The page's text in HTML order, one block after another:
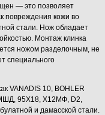
— это позволяет
повреждения кожи во
стали. Нож обладает
Монтаж клинка
ножом разделочным, не
специального
VANADIS 10, BOHLER
95Х18, Х12МФ, D2,
и дамасской стали.